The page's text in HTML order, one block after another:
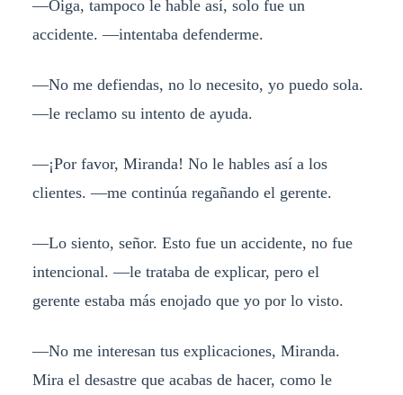
—Oiga, tampoco le hable así, solo fue un
accidente. —intentaba defenderme.
—No me defiendas, no lo necesito, yo puedo sola.
—le reclamo su intento de ayuda.
—¡Por favor, Miranda! No le hables así a los
clientes. —me continúa regañando el gerente.
—Lo siento, señor. Esto fue un accidente, no fue
intencional. —le trataba de explicar, pero el
gerente estaba más enojado que yo por lo visto.
—No me interesan tus explicaciones, Miranda.
Mira el desastre que acabas de hacer, como le